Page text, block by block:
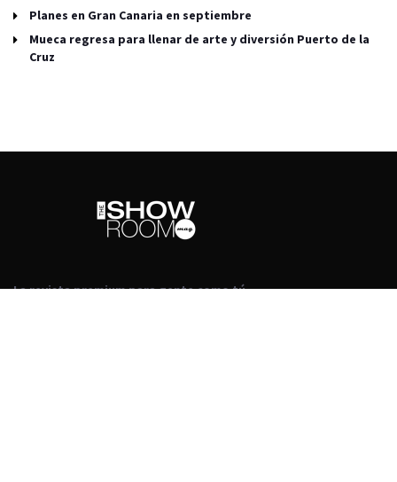
Planes en Gran Canaria en septiembre
Mueca regresa para llenar de arte y diversión Puerto de la
Cruz
La revista premium para gente como tú